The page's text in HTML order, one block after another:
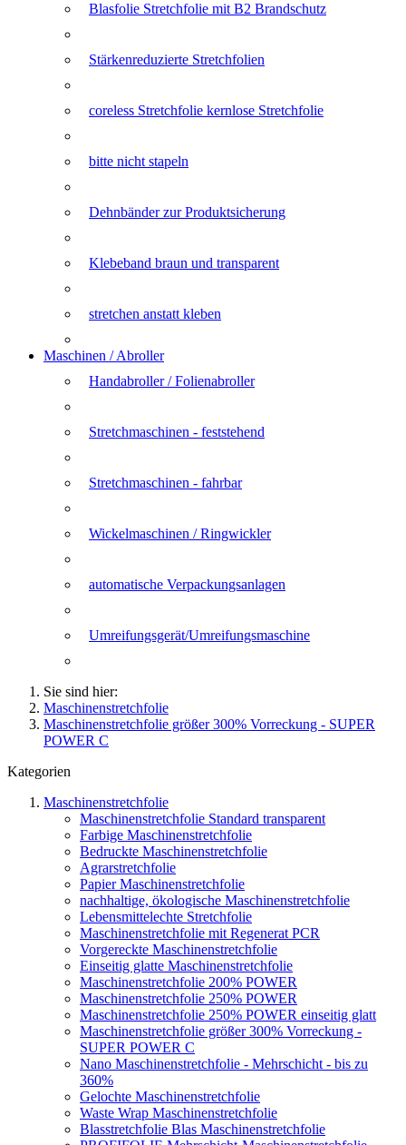
Blasfolie Stretchfolie mit B2 Brandschutz
Stärkenreduzierte Stretchfolien
coreless Stretchfolie kernlose Stretchfolie
bitte nicht stapeln
Dehnbänder zur Produktsicherung
Klebeband braun und transparent
stretchen anstatt kleben
Maschinen / Abroller
Handabroller / Folienabroller
Stretchmaschinen - feststehend
Stretchmaschinen - fahrbar
Wickelmaschinen / Ringwickler
automatische Verpackungsanlagen
Umreifungsgerät/Umreifungsmaschine
Sie sind hier:
Maschinenstretchfolie
Maschinenstretchfolie größer 300% Vorreckung - SUPER
POWER C
Kategorien
Maschinenstretchfolie
Maschinenstretchfolie Standard transparent
Farbige Maschinenstretchfolie
Bedruckte Maschinenstretchfolie
Agrarstretchfolie
Papier Maschinenstretchfolie
nachhaltige, ökologische Maschinenstretchfolie
Lebensmittelechte Stretchfolie
Maschinenstretchfolie mit Regenerat PCR
Vorgereckte Maschinenstretchfolie
Einseitig glatte Maschinenstretchfolie
Maschinenstretchfolie 200% POWER
Maschinenstretchfolie 250% POWER
Maschinenstretchfolie 250% POWER einseitig glatt
Maschinenstretchfolie größer 300% Vorreckung -
SUPER POWER C
Nano Maschinenstretchfolie - Mehrschicht - bis zu
360%
Gelochte Maschinenstretchfolie
Waste Wrap Maschinenstretchfolie
Blasstretchfolie Blas Maschinenstretchfolie